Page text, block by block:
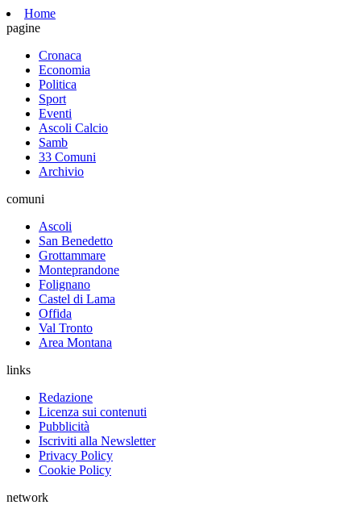
Home
pagine
Cronaca
Economia
Politica
Sport
Eventi
Ascoli Calcio
Samb
33 Comuni
Archivio
comuni
Ascoli
San Benedetto
Grottammare
Monteprandone
Folignano
Castel di Lama
Offida
Val Tronto
Area Montana
links
Redazione
Licenza sui contenuti
Pubblicità
Iscriviti alla Newsletter
Privacy Policy
Cookie Policy
network